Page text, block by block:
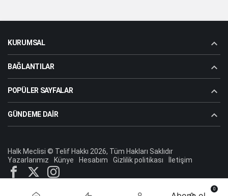
KURUMSAL
BAĞLANTILAR
POPÜLER SAYFALAR
GÜNDEME DAIR
Halk Meclisi © Telif Hakkı 2026, Tüm Hakları Saklıdır
Yazarlarımız
Künye Hesabım Gizlilik politikası İletişim
0